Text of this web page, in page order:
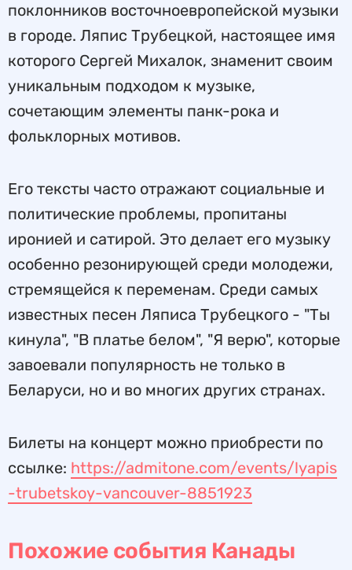
поклонников восточноевропейской музыки
в городе. Ляпис Трубецкой, настоящее имя
которого Сергей Михалок, знаменит своим
уникальным подходом к музыке,
сочетающим элементы панк-рока и
фольклорных мотивов.
Его тексты часто отражают социальные и
политические проблемы, пропитаны
иронией и сатирой. Это делает его музыку
особенно резонирующей среди молодежи,
стремящейся к переменам. Среди самых
известных песен Ляписа Трубецкого - "Ты
кинула", "В платье белом", "Я верю", которые
завоевали популярность не только в
Беларуси, но и во многих других странах.
Билеты на концерт можно приобрести по
ссылке: https://admitone.com/events/lyapis
-trubetskoy-vancouver-8851923
Похожие события Канады